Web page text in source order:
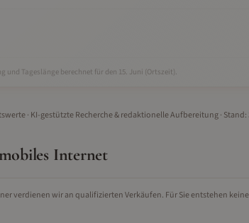
und Tageslänge berechnet für den 15. Juni (Ortszeit).
· KI-gestützte Recherche & redaktionelle Aufbereitung· Stand:
Internet
verdienen wir an qualifizierten Verkäufen. Für Sie entstehen